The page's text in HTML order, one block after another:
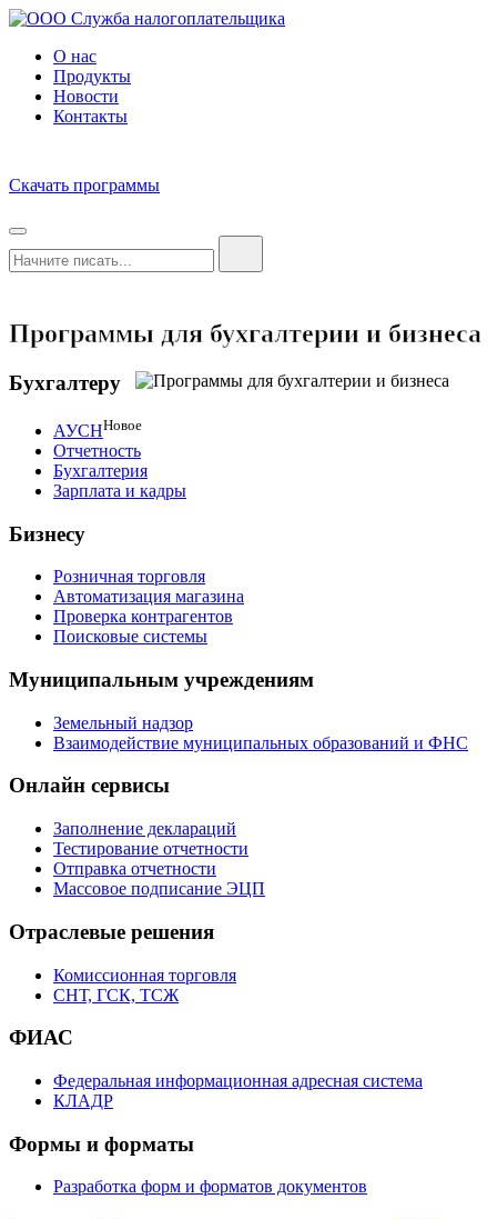
О нас
Продукты
Новости
Контакты
Скачать программы
Программы для бухгалтерии и бизнеса
Бухгалтеру
АУСННовое
Отчетность
Бухгалтерия
Зарплата и кадры
Бизнесу
Розничная торговля
Автоматизация магазина
Проверка контрагентов
Поисковые системы
Муниципальным учреждениям
Земельный надзор
Взаимодействие муниципальных образований и ФНС
Онлайн сервисы
Заполнение деклараций
Тестирование отчетности
Отправка отчетности
Массовое подписание ЭЦП
Отраслевые решения
Комиссионная торговля
СНТ, ГСК, ТСЖ
ФИАС
Федеральная информационная адресная система
КЛАДР
Формы и форматы
Разработка форм и форматов документов